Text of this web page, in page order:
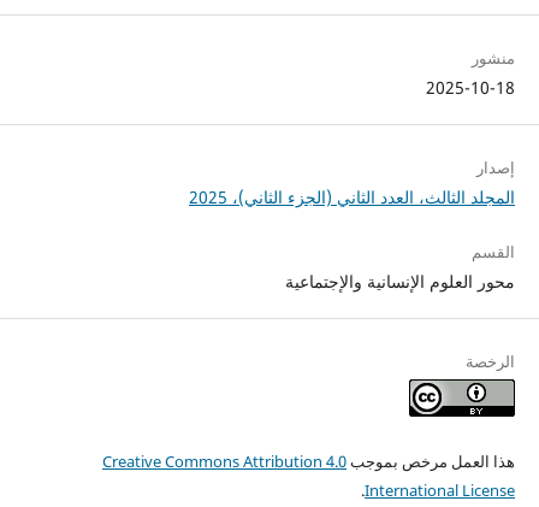
منشور
2025-10-18
إصدار
المجلد الثالث، العدد الثاني (الجزء الثاني)، 2025
القسم
محور العلوم الإنسانية والإجتماعية
الرخصة
هذا العمل مرخص بموجبCreative Commons Attribution 4.0
International License
.